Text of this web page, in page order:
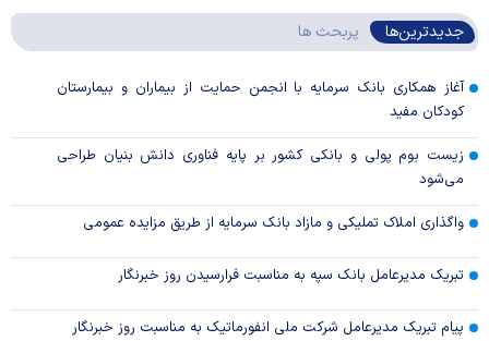
جدیدترین‌ها پربحث ها
آغاز همکاری بانک سرمایه با انجمن حمایت از بیماران و بیمارستان
کودکان مفید
زیست بوم پولی و بانکی کشور بر پایه فناوری دانش بنیان طراحی
می‌شود
واگذاری املاک تملیکی و مازاد بانک سرمایه از طریق مزایده عمومی
تبریک مدیرعامل بانک سپه به مناسبت فرارسیدن روز خبرنگار
پیام تبریک مدیرعامل شرکت ملی انفورماتیک به مناسبت روز خبرنگار